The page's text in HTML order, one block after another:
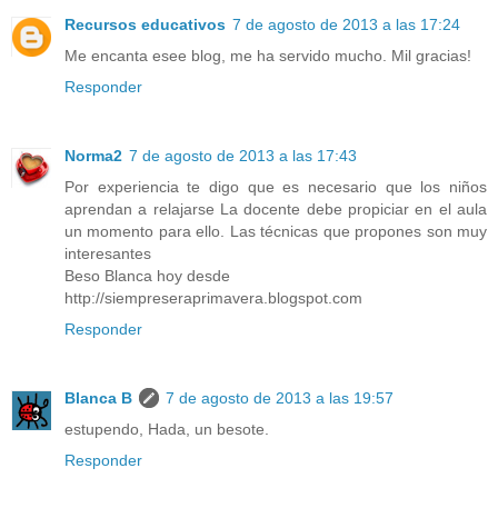
Recursos educativos 7 de agosto de 2013 a las 17:24
Me encanta esee blog, me ha servido mucho. Mil gracias!
Responder
Norma2 7 de agosto de 2013 a las 17:43
Por experiencia te digo que es necesario que los niños
aprendan a relajarse La docente debe propiciar en el aula
un momento para ello. Las técnicas que propones son muy
interesantes
Beso Blanca hoy desde
http://siempreseraprimavera.blogspot.com
Responder
Blanca B
7 de agosto de 2013 a las 19:57
estupendo, Hada, un besote.
Responder